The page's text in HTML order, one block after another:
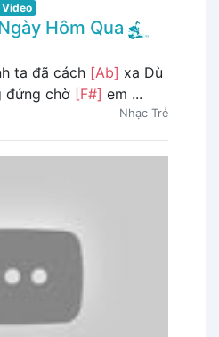
Video
Hôm Qua
ta đã cách [Ab] xa Dù
đứng chờ [F#] em ...
Nhạc Trẻ